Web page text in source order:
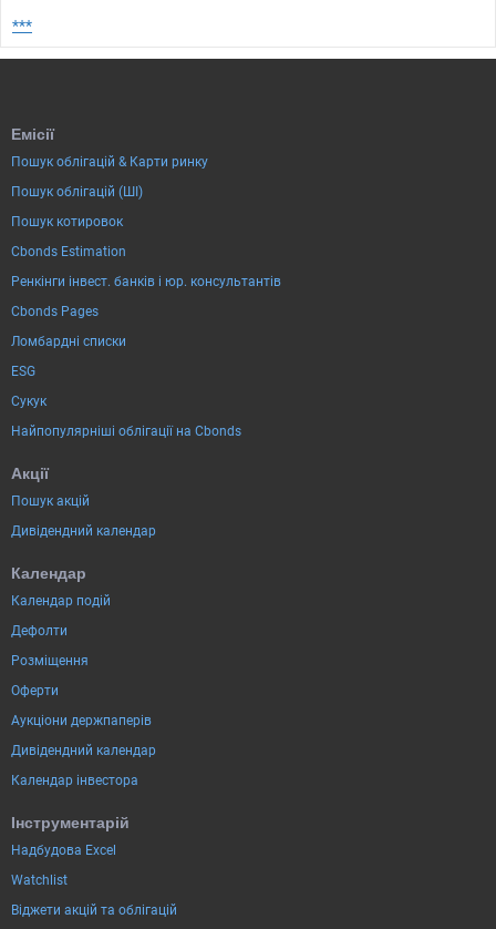
***
Емісії
Пошук облігацій & Карти ринку
Пошук облігацій (ШІ)
Пошук котировок
Cbonds Estimation
Ренкінги інвест. банків і юр. консультантів
Cbonds Pages
Ломбардні списки
ESG
Сукук
Найпопулярніші облігації на Cbonds
Акції
Пошук акцій
Дивідендний календар
Календар
Календар подій
Дефолти
Розміщення
Оферти
Аукціони держпаперів
Дивідендний календар
Календар інвестора
Інструментарій
Надбудова Excel
Watchlist
Віджети акцій та облігацій